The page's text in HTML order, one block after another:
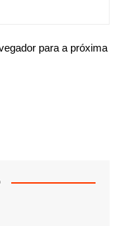
para a próxima